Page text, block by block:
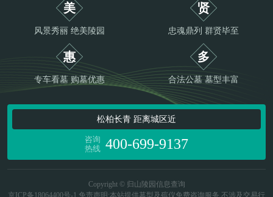
美
风景秀丽 绝美陵园
贤
忠魂鼎列 群贤毕至
惠
专车看墓 购墓优惠
多
合法公墓 墓型丰富
松柏长青 距离城区近
咨询
热线 400-699-9137
Copyright © 归山陵园信息查询
京ICP备18064400号-1 免责声明:本站提供墓型及殡仪免费咨询服务,不涉及交易行